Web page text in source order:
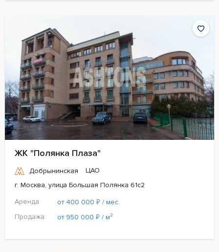
ЖК "Полянка Плаза"
Добрынинская
ЦАО
г. Москва, улица Большая Полянка 61с2
Аренда:
от 400 000 ₽ / мес.
Продажа:
от 950 000 ₽ / м²